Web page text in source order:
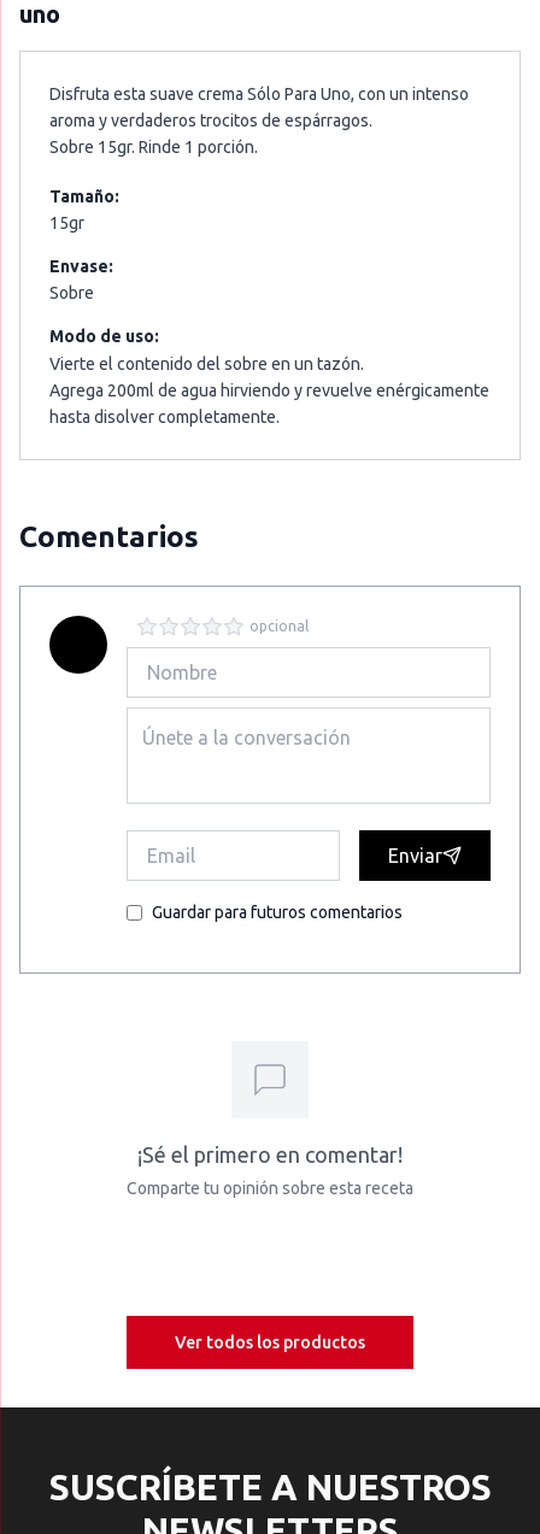
uno
Disfruta esta suave crema Sólo Para Uno, con un intenso
aroma y verdaderos trocitos de espárragos.
Sobre 15gr. Rinde 1 porción.
Tamaño:
15gr
Envase:
Sobre
Modo de uso:
Vierte el contenido del sobre en un tazón.
Agrega 200ml de agua hirviendo y revuelve enérgicamente
hasta disolver completamente.
Comentarios
opcional
Enviar
Guardar para futuros comentarios
¡Sé el primero en comentar!
Comparte tu opinión sobre esta receta
Ver todos los productos
SUSCRÍBETE A NUESTROS